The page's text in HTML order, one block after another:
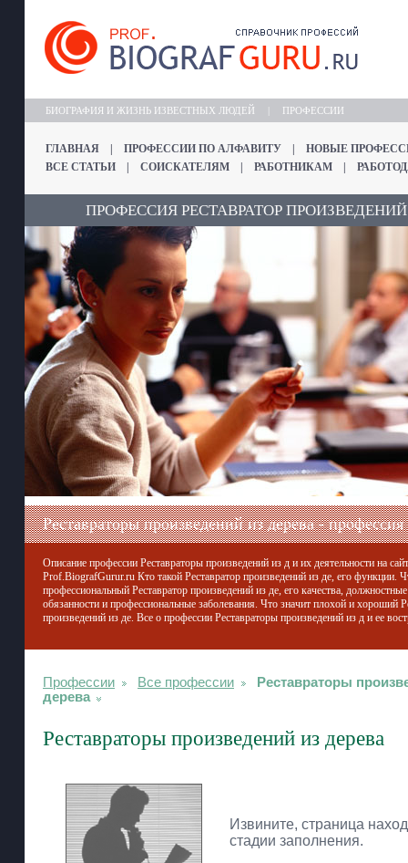
БИОГРАФИЯ И ЖИЗНЬ ИЗВЕСТНЫХ ЛЮДЕЙ ПРОФЕССИИ
ГЛАВНАЯ ПРОФЕССИИ ПО АЛФАВИТУ
НОВЫЕ
ВСЕ СТАТЬИ
СОИСКАТЕЛЯМ РАБОТНИКАМ
ПРОФЕССИЯ РЕСТАВРАТОР
Реставраторы произведений из дерева - профессия
Описание профессии Реставраторы произведений из д и их деятельности на
Prof.BiografGurur.ru Кто такой Реставратор произведений из де, его функции.
профессиональный Реставратор произведений из де, его качества,
обязанности и профессиональные заболевания. Что значит плохой и хороший
произведений из де. Все о профессии Реставраторы произведений из д и ее
Профессии Все профессии
Реставраторы
дерева
Реставраторы произведений из дерева
Извините, страница
стадии заполнения.